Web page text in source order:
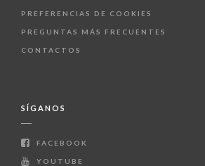
PREFERENCIAS DE COOKIES
PREGUNTAS MÁS FRECUENTES
CONTACTOS
SÍGANOS
FACEBOOK
YOUTUBE